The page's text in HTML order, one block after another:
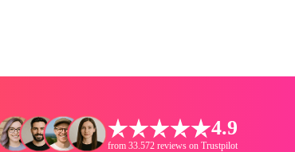
4.9
from 33.572 reviews on Trustpilot